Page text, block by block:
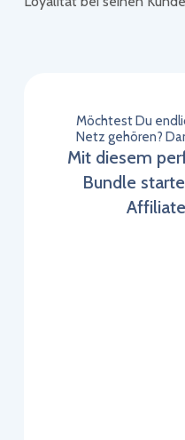
Möchtest Du
Netz gehören?
Mit diesem
Bundle